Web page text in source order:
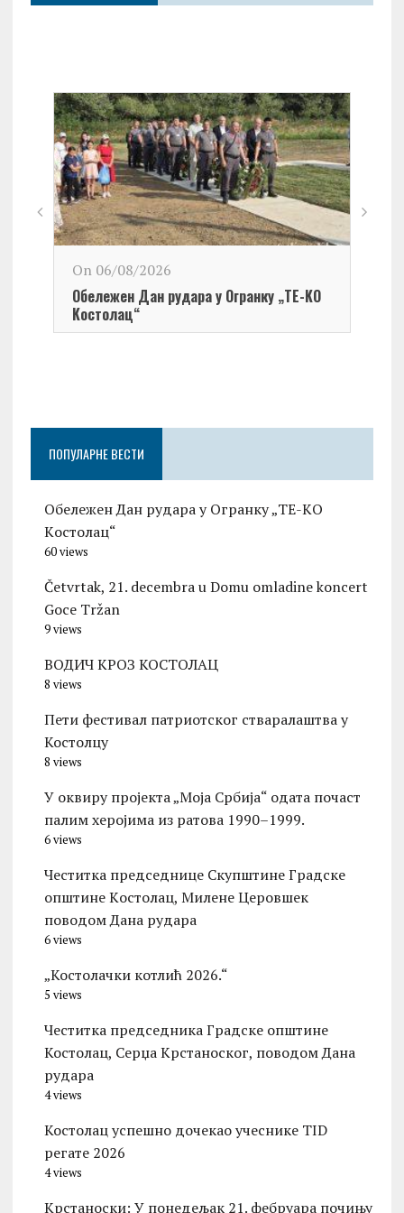
On 06/08/2026
Обележен Дан рудара у Огранку „ТЕ-KО
Kостолац“
ПОПУЛАРНЕ ВЕСТИ
Обележен Дан рудара у Огранку „ТЕ-KО
Kостолац“
60 views
Četvrtak, 21. decembra u Domu omladine koncert
Goce Tržan
9 views
ВОДИЧ КРОЗ КОСТОЛАЦ
8 views
Пети фестивал патриотског стваралаштва у
Костолцу
8 views
У оквиру пројекта „Моја Србија“ одата почаст
палим херојима из ратова 1990–1999.
6 views
Честитка председнице Скупштине Градске
општине Kостолац, Милене Церовшек
поводом Дана рудара
6 views
„Костолачки котлић 2026.“
5 views
Честитка председника Градске општине
Костолац, Серџа Крстаноског, поводом Дана
рудара
4 views
Костолац успешно дочекао учеснике TID
регате 2026
4 views
Kрстаноски: У понедељак 21. фебруара почињу